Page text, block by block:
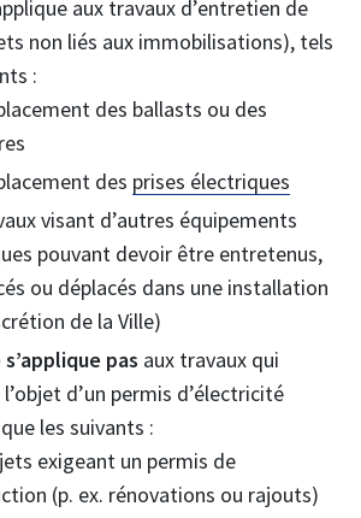
aux travaux d’entretien de
non liés aux immobilisations), tels
:
des ballasts ou des
des prises électriques
visant d’autres équipements
pouvant devoir être entretenus,
ou déplacés dans une installation
de la Ville)
s’applique pas aux travaux qui
d’un permis d’électricité
les suivants :
exigeant un permis de
(p. ex. rénovations ou rajouts)